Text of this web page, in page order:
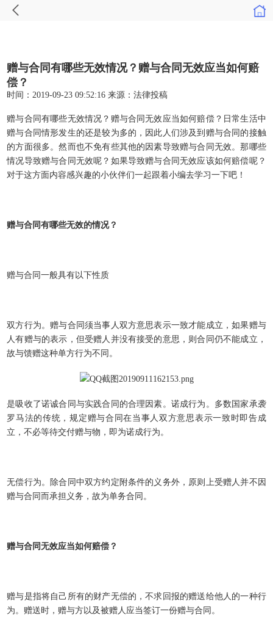
赠与合同有哪些无效情况？赠与合同无效应当如何赔
偿？
时间：2019-09-23 09:52:16 来源：法律投稿
赠与合同有哪些无效情况？赠与合同无效应当如何赔偿？日常生活中
赠与合同情形发生的还是较为多的，因此人们涉及到赠与合同的接触
的方面很多。然而也不免有些其他的因素导致赠与合同无效。那哪些
情况导致赠与合同无效呢？如果导致赠与合同无效应该如何赔偿呢？
对于这方面内容感兴趣的小伙伴们一起跟着小编去学习一下吧！
赠与合同有哪些无效的情况？
赠与合同一般具有以下性质
双方行为。赠与合同须当事人双方意思表示一致才能成立，如果赠与
人有赠与的表示，但受赠人并没有接受的意思，则合同仍不能成立，
故与馈赠这种单方行为不同。
是吸收了诺诚合同与实践合同的合理因素。诺成行为。多数国家承袭
罗马法的传统，规定赠与合同在当事人双方意思表示一致时即告成
立，不必等待交付赠与物，即为诺成行为。
无偿行为。除合同中双方约定附条件的义务外，原则上受赠人并不因
赠与合同而承担义务，故为单务合同。
赠与合同无效应当如何赔偿 ？
赠与是指将自己所有的财产无偿的，不求回报的赠送给他人的一种行
为。赠送时，赠与方以及被赠人应当签订一份赠与合同。